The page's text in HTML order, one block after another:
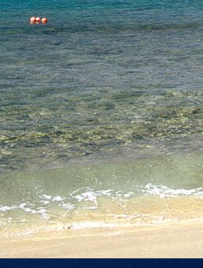
A
folyamatosan
benyújtása a je
történik mind
személyesen.
személyesen a
címen tudjátok
Kérelmeteket